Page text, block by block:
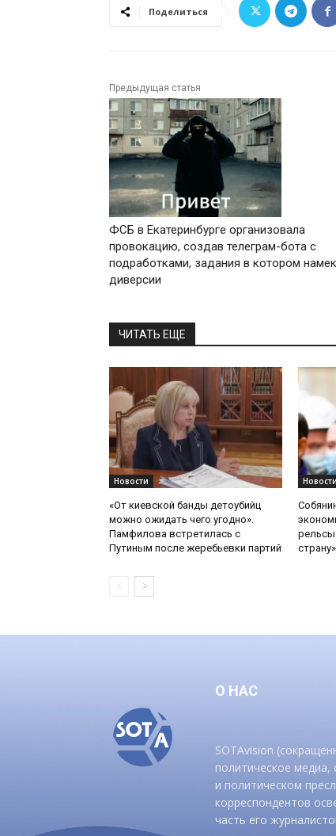
Поделиться
Предыдущая статья
ФСБ в Екатеринбурге организовала
провокацию, создав телеграм-бота с
подработками, задания в котором
диверсии
ЧИТАТЬ ЕЩЕ
Новости
«От киевской банды детоубийц
можно ожидать чего угодно».
Памфилова встретилась с
Путиным после жеребьевки партий
Новости
страну»
О НАС
SOTAvision
политическое
и политическом
корреспондентов
часть его